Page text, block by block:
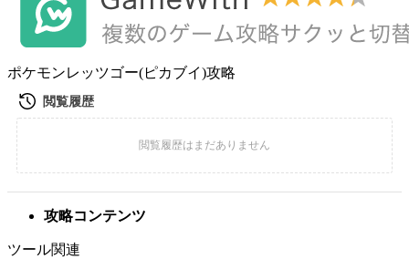
ポケモンレッツゴー(ピカブイ)攻略
攻略コンテンツ
ツール関連